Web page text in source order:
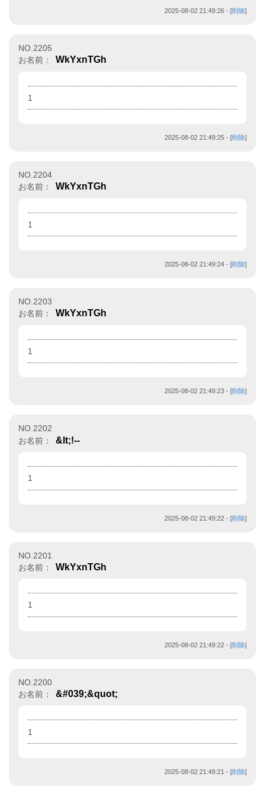
2025-08-02 21:49:26 - [削除]
NO.2205
お名前：
WkYxnTGh
1
2025-08-02 21:49:25 - [削除]
NO.2204
お名前：
WkYxnTGh
1
2025-08-02 21:49:24 - [削除]
NO.2203
お名前：
WkYxnTGh
1
2025-08-02 21:49:23 - [削除]
NO.2202
お名前：
&lt;!--
1
2025-08-02 21:49:22 - [削除]
NO.2201
お名前：
WkYxnTGh
1
2025-08-02 21:49:22 - [削除]
NO.2200
お名前：
&#039;&quot;
1
2025-08-02 21:49:21 - [削除]